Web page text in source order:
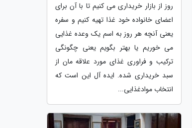
روز از بازار خریداری می کنیم تا با آن برای
اعضای خانواده خود غذا تهیه کنیم و سفره
یعنی آنچه هر روز به اسم یک وعده غذایی
می خوریم یا بهتر بگویم یعنی چگونگی
ترکیب و فراوری غذای مورد علاقه مان از
سبد خریداری شده. ایده آل این است که
انتخاب موادغذایی...